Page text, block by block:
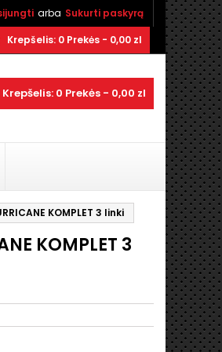
arba Sukurti paskyrą
Krepšelis: 0 Prekės - 0,00 zl
Krepšelis: 0 Prekės - 0,00 zl
KOMPLET 3 linki
KOMPLET 3